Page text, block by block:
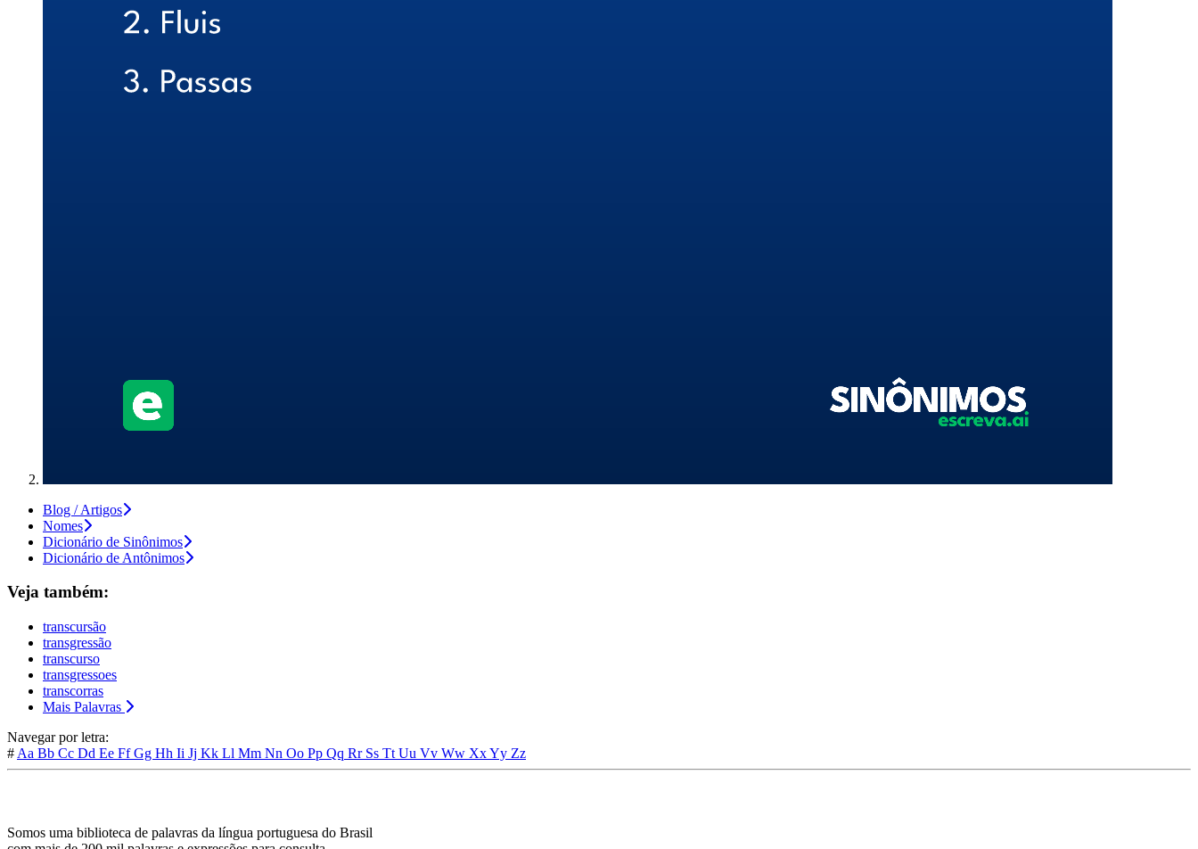
Blog / Artigos
Nomes
Dicionário de Sinônimos
Dicionário de Antônimos
Veja também:
transcursão
transgressão
transcurso
transgressoes
transcorras
Mais Palavras
Navegar por letra:
# Aa Bb Cc Dd Ee FfGg Hh Ii Jj Kk Ll Mm Nn Oo Pp Qq Rr Ss Tt Uu Vv Ww XxYy Zz
Somos uma biblioteca de palavras da língua portuguesa do Brasil